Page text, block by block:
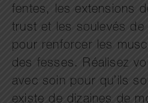
fentes, les extensions
trust et les soulevés
pour renforcer les
des fesses. Réalisez
avec soin pour qu’ils
existe de dizaines de